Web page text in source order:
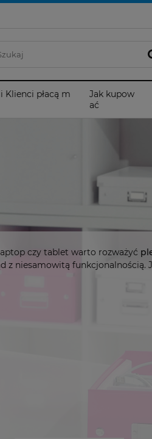
Klienci płacą m
Jak kupow
ać
czy tablet warto rozważyć
z niesamowitą funkcjonalnością.